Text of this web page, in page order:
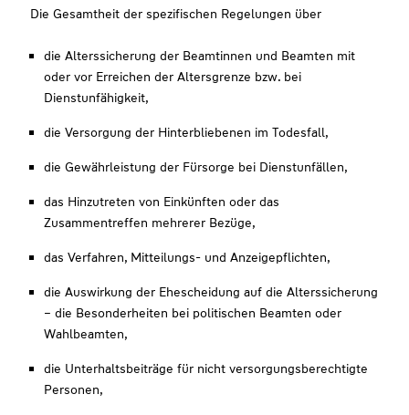
Die Gesamtheit der spezifischen Regelungen über
die Alterssicherung der Beamtinnen und Beamten mit
oder vor Erreichen der Altersgrenze bzw. bei
Dienstunfähigkeit,
die Versorgung der Hinterbliebenen im Todesfall,
die Gewährleistung der Fürsorge bei Dienstunfällen,
das Hinzutreten von Einkünften oder das
Zusammentreffen mehrerer Bezüge,
das Verfahren, Mitteilungs- und Anzeigepflichten,
die Auswirkung der Ehescheidung auf die Alterssicherung
– die Besonderheiten bei politischen Beamten oder
Wahlbeamten,
die Unterhaltsbeiträge für nicht versorgungsberechtigte
Personen,